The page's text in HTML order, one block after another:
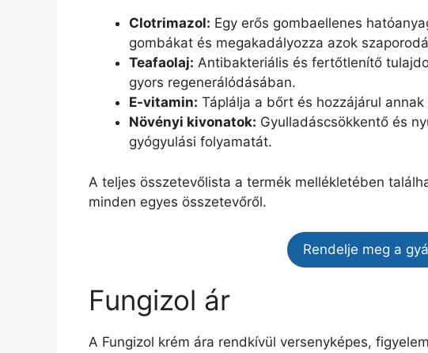
Clotrimazol: Egy erős gombaellenes
gombákat és megakadályozza azok
Teafaolaj: Antibakteriális és fertőtlenítő
gyors regenerálódásában.
E-vitamin: Táplálja a bőrt és hozzájárul
Növényi kivonatok: Gyulladáscsökkentő és
gyógyulási folyamatát.
A teljes összetevőlista a termék mellékletében
minden egyes összetevőről.
Rendelje meg a
Fungizol ár
A Fungizol krém ára rendkívül versenyképes,